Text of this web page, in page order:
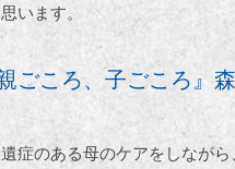
います。
ごころ、子ごころ』
症のある母のケアをしなが